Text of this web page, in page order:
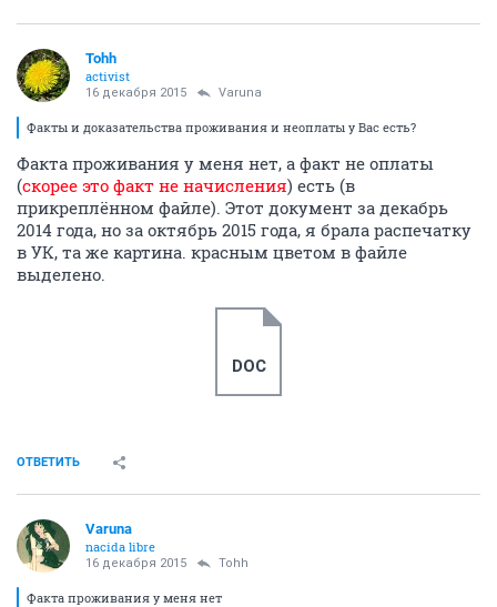
Tohh
activist
16 декабря 2015 Varuna
Факты и доказательства проживания и неоплаты у Вас есть?
Факта проживания у меня нет, а факт не оплаты
(скорее это факт не начисления) есть (в
прикреплённом файле). Этот документ за декабрь
2014 года, но за октябрь 2015 года, я брала распечатку
в УК, та же картина. красным цветом в файле
выделено.
DOC
ОТВЕТИТЬ
Varuna
nacida libre
16 декабря 2015 Tohh
Факта проживания у меня нет